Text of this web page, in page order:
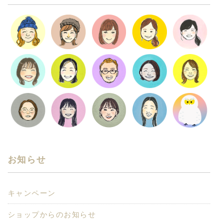
お知らせ
キャンペーン
ショップからのお知らせ